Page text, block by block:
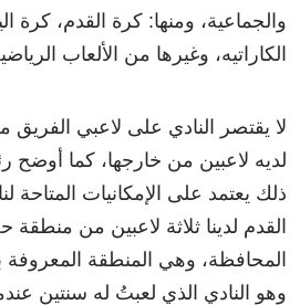
والجماعية، ومنها: كرة القدم، كرة
الكاراتيه، وغيرها من الألعاب
لا يقتصر النادي على لاعبي
لديه لاعبين من خارجها، كما أوضح
ذلك يعتمد على الإمكانيات المتاحة
القدم لدينا ثلاثة لاعبين من
المحافظة، وهي المنطقة المعروفة
وهو النادي الذي لعبتُ له سنتين